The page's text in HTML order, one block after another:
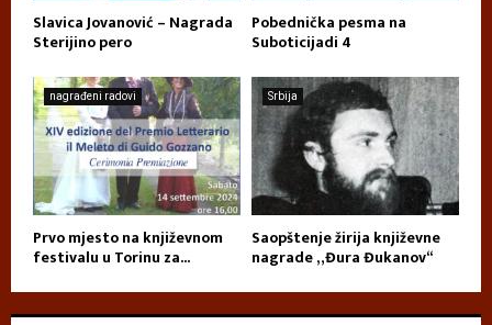
Slavica Jovanović – Nagrada
Sterijino pero
Pobednička pesma na
Suboticijadi 4
nagrađeni radovi
Prvo mjesto na književnom
festivalu u Torinu za...
Srbija
Saopštenje žirija književne
nagrade „Đura Đukanov“